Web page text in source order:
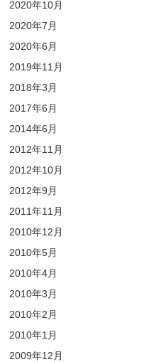
2020年10月
2020年7月
2020年6月
2019年11月
2018年3月
2017年6月
2014年6月
2012年11月
2012年10月
2012年9月
2011年11月
2010年12月
2010年5月
2010年4月
2010年3月
2010年2月
2010年1月
2009年12月